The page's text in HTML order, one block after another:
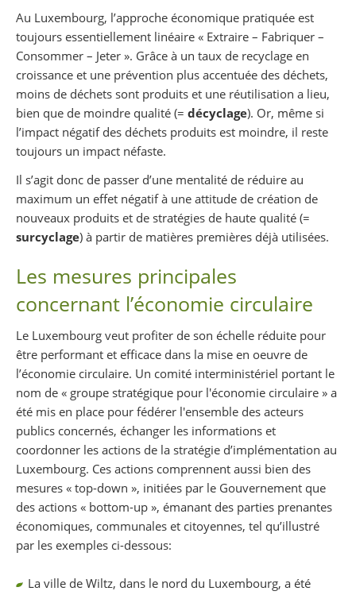
Au Luxembourg, l’approche économique pratiquée est
toujours essentiellement linéaire « Extraire – Fabriquer –
Consommer – Jeter ». Grâce à un taux de recyclage en
croissance et une prévention plus accentuée des déchets,
moins de déchets sont produits et une réutilisation a lieu,
bien que de moindre qualité (= décyclage). Or, même si
l’impact négatif des déchets produits est moindre, il reste
toujours un impact néfaste.
Il s’agit donc de passer d’une mentalité de réduire au
maximum un effet négatif à une attitude de création de
nouveaux produits et de stratégies de haute qualité (=
surcyclage) à partir de matières premières déjà utilisées.
Les mesures principales
concernant l’économie circulaire
Le Luxembourg veut profiter de son échelle réduite pour
être performant et efficace dans la mise en oeuvre de
l’économie circulaire. Un comité interministériel portant le
nom de « groupe stratégique pour l'économie circulaire » a
été mis en place pour fédérer l'ensemble des acteurs
publics concernés, échanger les informations et
coordonner les actions de la stratégie d’implémentation au
Luxembourg. Ces actions comprennent aussi bien des
mesures « top-down », initiées par le Gouvernement que
des actions « bottom-up », émanant des parties prenantes
économiques, communales et citoyennes, tel qu’illustré
par les exemples ci-dessous:
La ville de Wiltz, dans le nord du Luxembourg, a été